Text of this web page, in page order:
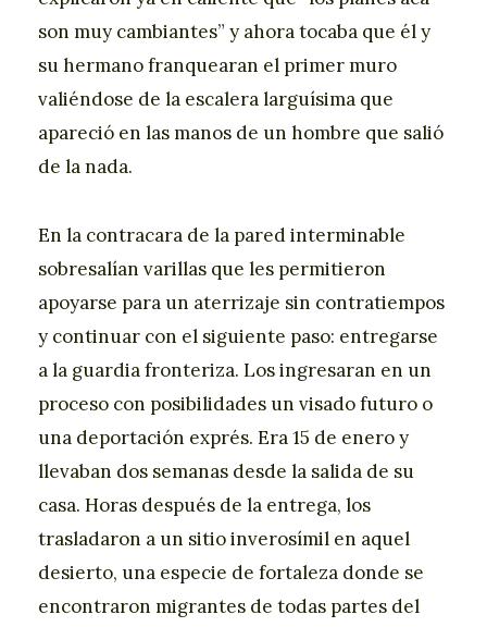
son muy cambiantes” y ahora tocaba que él y
su hermano franquearan el primer muro
valiéndose de la escalera larguísima que
apareció en las manos de un hombre que salió
de la nada.
En la contracara de la pared interminable
sobresalían varillas que les permitieron
apoyarse para un aterrizaje sin contratiempos
y continuar con el siguiente paso: entregarse
a la guardia fronteriza. Los ingresaran en un
proceso con posibilidades un visado futuro o
una deportación exprés. Era 15 de enero y
llevaban dos semanas desde la salida de su
casa. Horas después de la entrega, los
trasladaron a un sitio inverosímil en aquel
desierto, una especie de fortaleza donde se
encontraron migrantes de todas partes del